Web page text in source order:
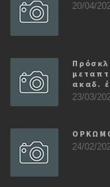
20/04/
ακαδ.
23/03/
24/02/